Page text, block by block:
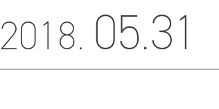
2018. 05.31